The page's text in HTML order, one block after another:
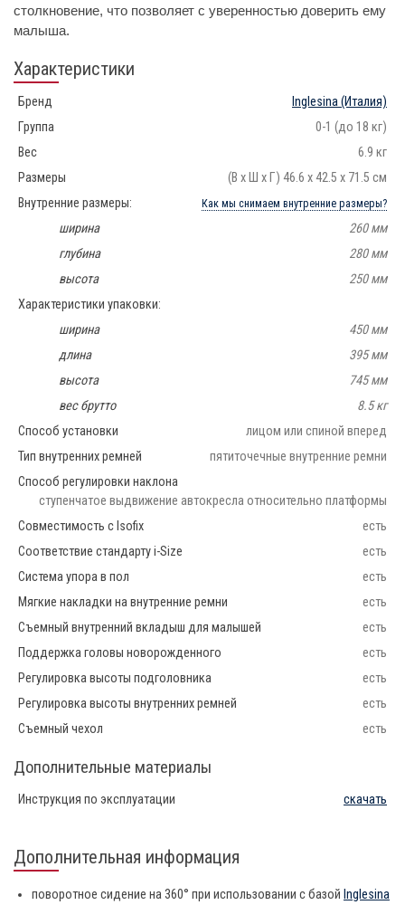
столкновение, что позволяет с уверенностью доверить ему
малыша.
Характеристики
Бренд Inglesina(Италия)
Группа
0-1 (до 18 кг)
Вес
6.9 кг
Размеры
(В х Ш х Г) 46.6 х 42.5 х 71.5 см
Внутренние размеры:
Как мы снимаем внутренние размеры?
ширина
260 мм
глубина
280 мм
высота
250 мм
Характеристики упаковки:
ширина
450 мм
длина
395 мм
высота
745 мм
вес брутто
8.5 кг
Способ установки
лицом или спиной вперед
Тип внутренних ремней
пятиточечные внутренние ремни
Способ регулировки наклона
ступенчатое выдвижение автокресла относительно платформы
Совместимость с Isofix
есть
Соответствие стандарту i-Size
есть
Система упора в пол
есть
Мягкие накладки на внутренние ремни
есть
Съемный внутренний вкладыш для малышей
есть
Поддержка головы новорожденного
есть
Регулировка высоты подголовника
есть
Регулировка высоты внутренних ремней
есть
Съемный чехол
есть
Дополнительные материалы
Инструкция по эксплуатации скачать
Дополнительная информация
поворотное сидение на 360° при использовании с базой Inglesina